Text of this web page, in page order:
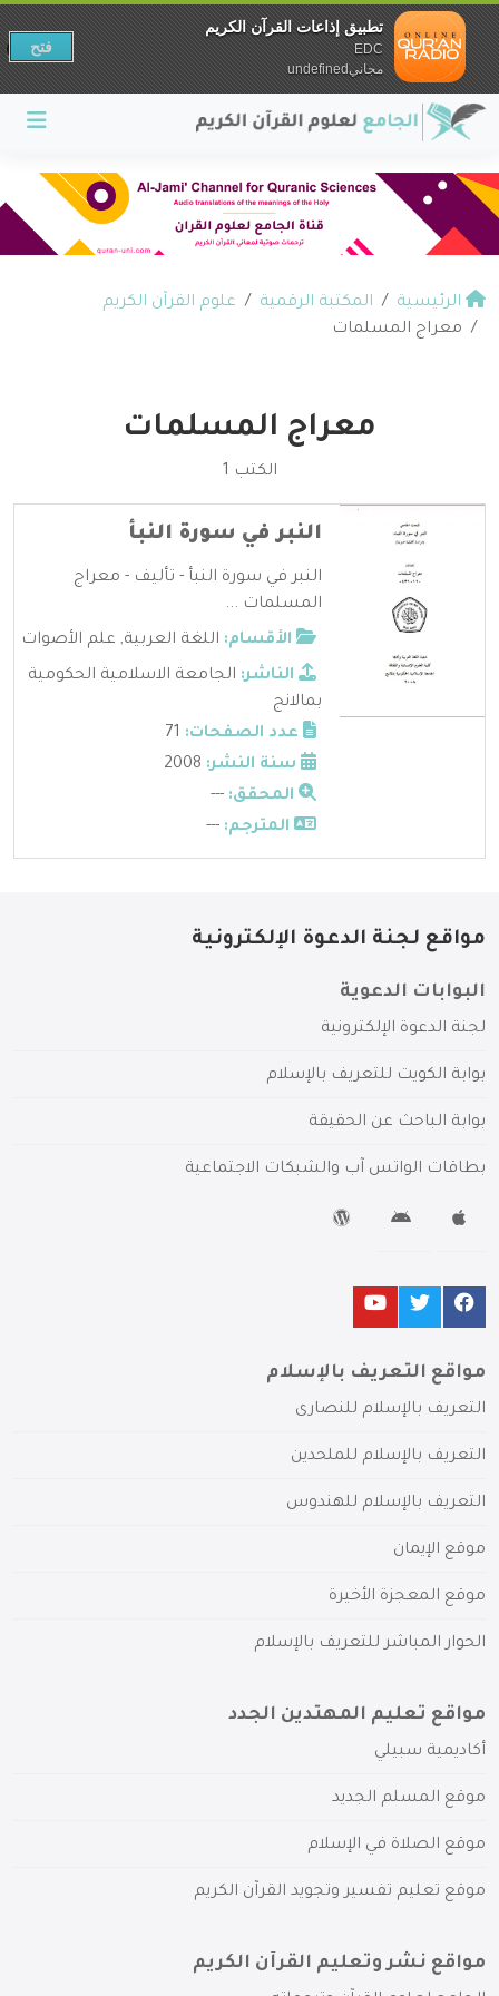
الرئيسية المكتبة الرقمية
علوم القرآن الكريم
معراج المسلمات
معراج المسلمات
الكتب 1
النبر في سورة النبأ
النبر في سورة النبأ - تأليف - معراج
المسلمات ...
الأقسام: اللغة العربية, علم الأصوات
الناشر: الجامعة الاسلامية الحكومية
بمالانج
عدد الصفحات:
سنة النشر:
المحقق: ---
المترجم: ---
مواقع لجنة الدعوة الإلكترونية
البوابات الدعوية
لجنة الدعوة الإلكترونية
بوابة الكويت للتعريف بالإسلام
بوابة الباحث عن الحقيقة
بطاقات الواتس آب والشبكات الاجتماعية
مواقع التعريف بالإسلام
التعريف بالإسلام للنصارى
التعريف بالإسلام للملحدين
التعريف بالإسلام للهندوس
موقع الإيمان
موقع المعجزة الأخيرة
الحوار المباشر للتعريف بالإسلام
مواقع تعليم المهتدين الجدد
أكاديمية سبيلي
موقع المسلم الجديد
موقع الصلاة في الإسلام
موقع تعليم تفسير وتجويد القرآن الكريم
مواقع نشر وتعليم القرآن الكريم
تطبيق إذاعات القرآن الكريم
EDC
مجانيundefined
فتح